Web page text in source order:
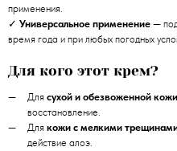
применения.
✓ Универсальное применение —
время года и при любых погодных
Для кого этот крем?
Для сухой и обезвоженной
восстановление.
Для кожи с мелкими
действие алоэ.